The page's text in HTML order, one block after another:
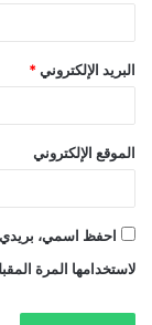
البريد الإلكتروني *
الموقع الإلكتروني
احفظ اسمي، بريدي
لاستخدامها المرة